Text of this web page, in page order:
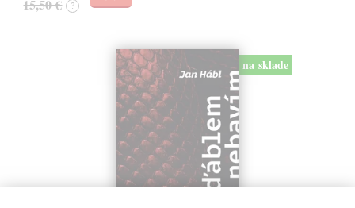
15,50 € ?
na sklade